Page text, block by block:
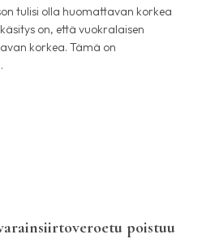
tulisi olla huomattavan korkea
on, että vuokralaisen
korkea. Tämä on
poistuu